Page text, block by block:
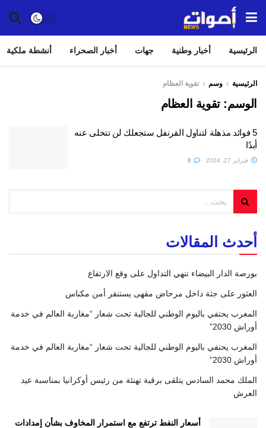
الرئيسية أخبار وطنية جهات أخبار الصحراء أنشطة ملكية
الرئيسية وسم تقوية العظام
الوسم:تقوية العظام
5 فوائد مذهلة لتناول القرنفل ستجعلك لن تتخلى عنه
أبدًا
فبراير 27, 2024
أحدث المقالات
بورصة الدار البيضاء تنهي التداول على وقع الارتفاع
العثور على جثة داخل مرحاض مقهى يستنفر أمن مكناس
المغرب يحتفي باليوم الوطني للجالية تحت شعار “مغاربة العالم في خدمة
أوراش 2030”
المغرب يحتفي باليوم الوطني للجالية تحت شعار “مغاربة العالم في خدمة
أوراش 2030”
الملك محمد السادس يتلقى برقية تهنئة من رئيس أوكرانيا بمناسبة عيد
العرش
أسعار النفط ترتفع مع استمرار المخاوف بشأن إمدادات